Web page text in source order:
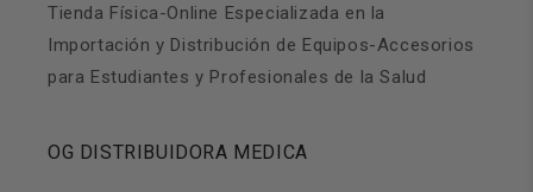
Tienda Física-Online Especializada en la
Importación y Distribución de Equipos-Accesorios
para Estudiantes y Profesionales de la Salud
OG DISTRIBUIDORA MEDICA